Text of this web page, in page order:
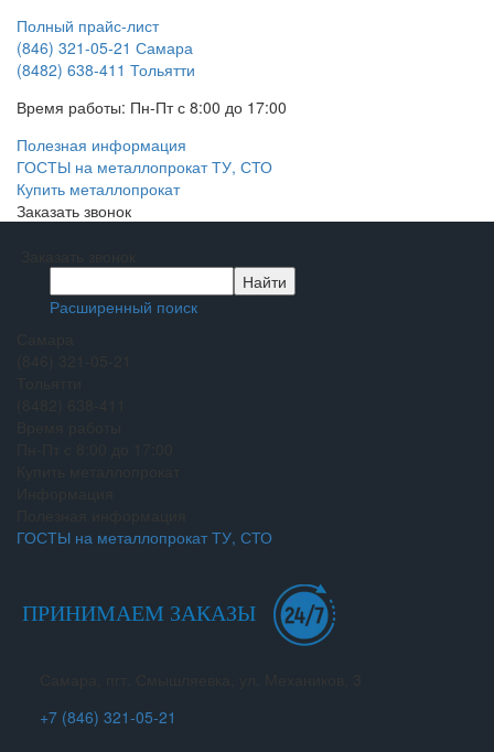
Полный прайс-лист
(846) 321-05-21 Самара
(8482) 638-411 Тольятти
Время работы: Пн-Пт с 8:00 до 17:00
Полезная информация
ГОСТЫ на металлопрокат ТУ, СТО
Купить металлопрокат
Заказать звонок
Расширенный поиск
ГОСТЫ на металлопрокат ТУ, СТО
ПРИНИМАЕМ ЗАКАЗЫ
+7 (846) 321-05-21